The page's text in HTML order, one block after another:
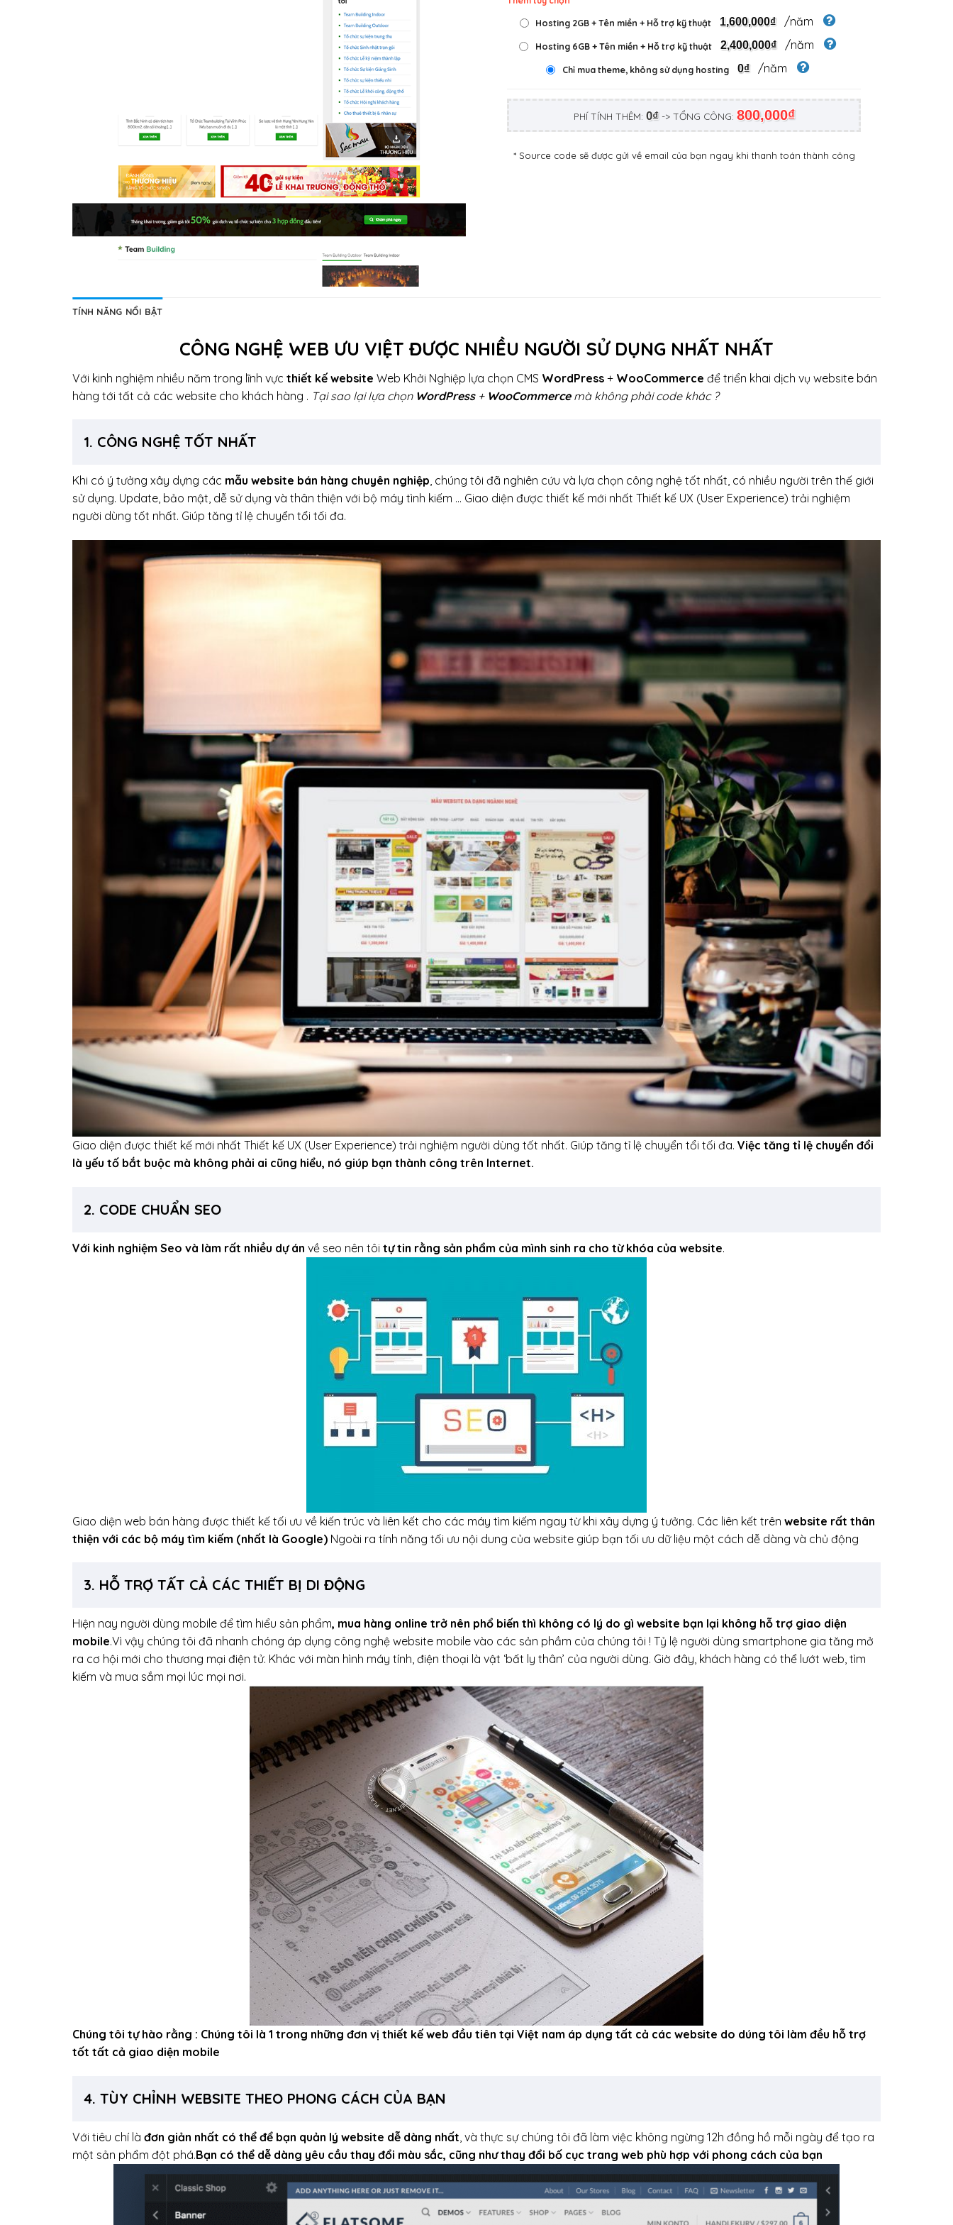
Hosting 2GB + Tên miền + Hỗ trợ kỹ thuật 1,600,000₫ /năm
Hosting 6GB + Tên miền + Hỗ trợ kỹ thuật 2,400,000₫ /năm
Chỉ mua theme, không sử dụng hosting 0₫ /năm
PHÍ TÍNH THÊM: 0₫ -> TỔNG CÔNG: 800,000₫
* Source code sẽ được gửi về email của bạn ngay khi thanh toán thành công
TÍNH NĂNG NỔI BẬT
CÔNG NGHỆ WEB ƯU VIỆT ĐƯỢC NHIỀU NGƯỜI SỬ DỤNG NHẤT NHẤT
Với kinh nghiệm nhiều năm trong lĩnh vực thiết kế website Web Khởi Nghiệp lựa chọn CMS WordPress + WooCommerce để triển khai dịch vụ website bán
hàng tới tất cả các website cho khách hàng . Tại sao lại lựa chọn WordPress+ WooCommercemà không phải code khác ?
1. CÔNG NGHỆ TỐT NHẤT
Khi có ý tưởng xây dựng các mẫu website bán hàng chuyên nghiệp, chúng tôi đã nghiên cứu và lựa chọn công nghệ tốt nhất, có nhiều người trên thế giới
sử dụng. Update, bảo mật, dễ sử dụng và thân thiện với bộ máy tình kiếm … Giao diện được thiết kế mới nhất Thiết kế UX (User Experience) trải nghiệm
người dùng tốt nhất. Giúp tăng tỉ lệ chuyển tổi tối đa.
Giao diện được thiết kế mới nhất Thiết kế UX (User Experience) trải nghiệm người dùng tốt nhất. Giúp tăng tỉ lệ chuyển tổi tối đa. Việc tăng tỉ lệ chuyển đổi
là yếu tố bắt buộc mà không phải ai cũng hiểu, nó giúp bạn thành công trên Internet.
2. CODE CHUẨN SEO
Với kinh nghiệm Seo và làm rất nhiều dự án về seo nên tôi tự tin rằng sản phẩm của mình sinh ra cho từ khóa của website.
Giao diện web bán hàng được thiết kế tối ưu về kiến trúc và liên kết cho các máy tìm kiếm ngay từ khi xây dựng ý tưởng. Các liên kết trên website rất thân
thiện với các bộ máy tìm kiếm (nhất là Google) Ngoài ra tính năng tối ưu nội dung của website giúp bạn tối ưu dữ liệu một cách dễ dàng và chủ động
3. HỖ TRỢ TẤT CẢ CÁC THIẾT BỊ DI ĐỘNG
Hiện nay người dùng mobile để tìm hiểu sản phẩm, mua hàng online trở nên phổ biến thì không có lý do gì website bạn lại không hỗ trợ giao diện
mobile.Vì vậy chúng tôi đã nhanh chóng áp dụng công nghệ website mobile vào các sản phầm của chúng tôi ! Tỷ lệ người dùng smartphone gia tăng mở
ra cơ hội mới cho thương mại điện tử. Khác với màn hình máy tính, điện thoại là vật ‘bất ly thân’ của người dùng. Giờ đây, khách hàng có thể lướt web, tìm
kiếm và mua sắm mọi lúc mọi nơi.
Chúng tôi tự hào rằng : Chúng tôi là 1 trong những đơn vị thiết kế web đầu tiên tại Việt nam áp dụng tất cả các website do dúng tôi làm đều hỗ trợ
tốt tất cả giao diện mobile
4. TÙY CHỈNH WEBSITE THEO PHONG CÁCH CỦA BẠN
Với tiêu chí là đơn giản nhất có thể để bạn quản lý website dễ dàng nhất, và thực sự chúng tôi đã làm việc không ngừng 12h đồng hồ mỗi ngày để tạo ra
một sản phẩm đột phá.Bạn có thể dễ dàng yêu cầu thay đổi màu sắc, cũng như thay đổi bố cục trang web phù hợp với phong cách của bạn